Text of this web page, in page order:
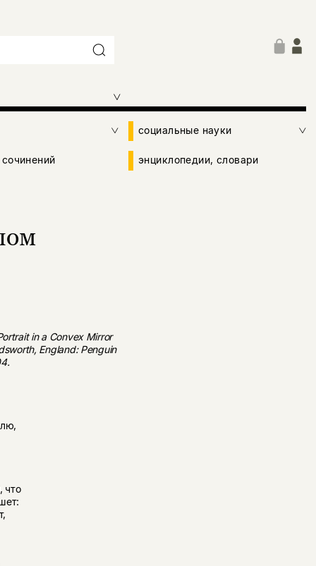
социальные науки
энциклопедии, словари
in a Convex Mirror
England: Penguin
что